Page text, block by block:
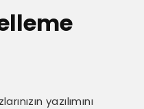
yazılımını